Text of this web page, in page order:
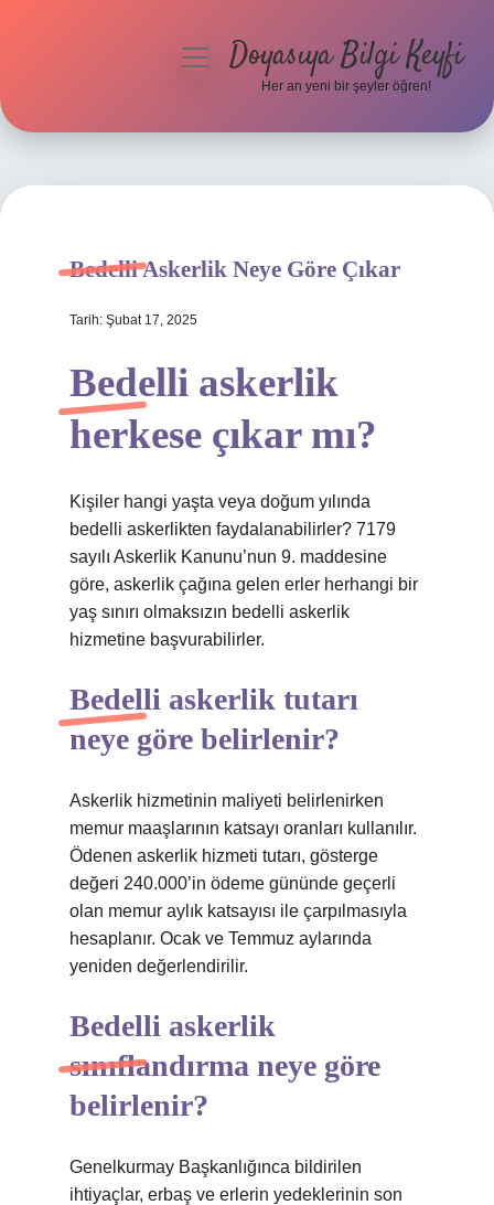
Hakkımızda
menüyüDoyasıya Bilgi Keyfi
Her an yeni bir şeyler öğren!
Bedelli Askerlik Neye Göre Çıkar
Tarih: Şubat 17, 2025
Bedelli askerlik
herkese çıkar mı?
Kişiler hangi yaşta veya doğum yılında
bedelli askerlikten faydalanabilirler? 7179
sayılı Askerlik Kanunu’nun 9. maddesine
göre, askerlik çağına gelen erler herhangi bir
yaş sınırı olmaksızın bedelli askerlik
hizmetine başvurabilirler.
Bedelli askerlik tutarı
neye göre belirlenir?
Askerlik hizmetinin maliyeti belirlenirken
memur maaşlarının katsayı oranları kullanılır.
Ödenen askerlik hizmeti tutarı, gösterge
değeri 240.000’in ödeme gününde geçerli
olan memur aylık katsayısı ile çarpılmasıyla
hesaplanır. Ocak ve Temmuz aylarında
yeniden değerlendirilir.
Bedelli askerlik
sınıflandırma neye göre
belirlenir?
Genelkurmay Başkanlığınca bildirilen
ihtiyaçlar, erbaş ve erlerin yedeklerinin son